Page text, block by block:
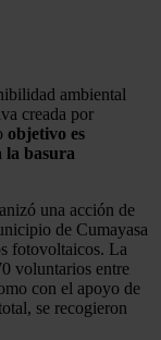
ambiental
creada por
objetivo es
la basura
una acción de
de Cumayasa
fotovoltaicos. La
voluntarios entre
con el apoyo de
se recogieron